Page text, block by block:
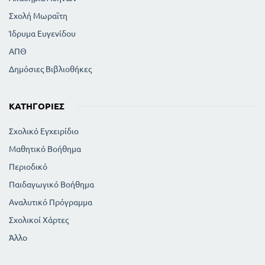
Σχολή Μωραϊτη
Ίδρυμα Ευγενίδου
ΑΠΘ
Δημόσιες Βιβλιοθήκες
ΚΑΤΗΓΟΡΊΕΣ
Σχολικό Εγχειρίδιο
Μαθητικό Βοήθημα
Περιοδικό
Παιδαγωγικό Βοήθημα
Αναλυτικό Πρόγραμμα
Σχολικοί Χάρτες
Άλλο